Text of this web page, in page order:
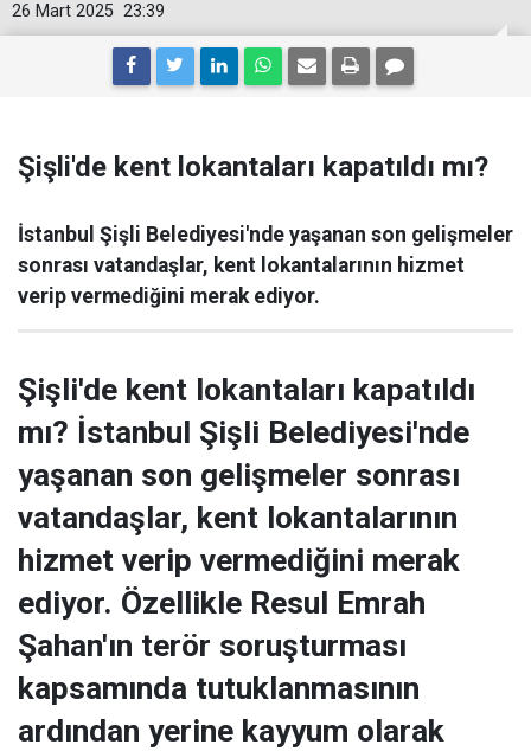
23:39
26 Mart 2025
Şişli'de kent lokantaları kapatıldı mı?
İstanbul Şişli Belediyesi'nde yaşanan son gelişmeler
sonrası vatandaşlar, kent lokantalarının hizmet
verip vermediğini merak ediyor.
Şişli'de kent lokantaları kapatıldı
mı? İstanbul Şişli Belediyesi'nde
yaşanan son gelişmeler sonrası
vatandaşlar, kent lokantalarının
hizmet verip vermediğini merak
ediyor. Özellikle Resul Emrah
Şahan'ın terör soruşturması
kapsamında tutuklanmasının
ardından yerine kayyum olarak